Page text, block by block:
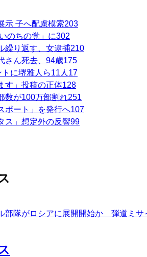
示 子へ配慮模索203
のちの党」に302
繰り返す、女逮捕210
さん死去、94歳175
に堺雅人ら11人 17
す」投稿の正体128
数が100万部割れ251
ポート」を発行へ107
ス」想定外の反響99
部隊がロシアに展開開始か 弾道ミ